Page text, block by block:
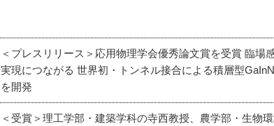
＜プレスリリース＞応用物理学会優秀論文賞を受賞 臨
実現につながる 世界初・トンネル接合による積層型
を開発
＜受賞＞理工学部・建築学科の寺西教授、農学部・生物